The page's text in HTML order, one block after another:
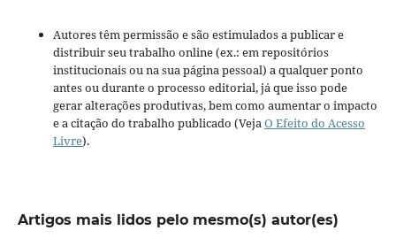
Autores têm permissão e são estimulados a publicar e
distribuir seu trabalho online (ex.: em repositórios
institucionais ou na sua página pessoal) a qualquer ponto
antes ou durante o processo editorial, já que isso pode
gerar alterações produtivas, bem como aumentar o impacto
e a citação do trabalho publicado (VejaO Efeito do Acesso
Livre).
Artigos mais lidos pelo mesmo(s) autor(es)